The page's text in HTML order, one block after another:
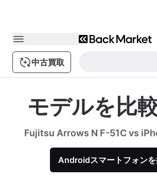
中古買取
モデルを比
Fujitsu Arrows N F-51C vs
Androidスマートフォン